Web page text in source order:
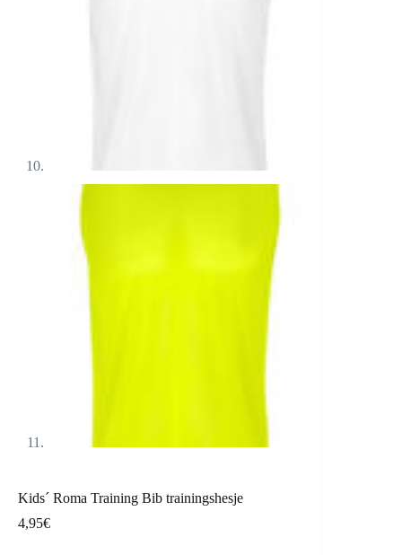
Kids´ Roma Training Bib trainingshesje
4,95€